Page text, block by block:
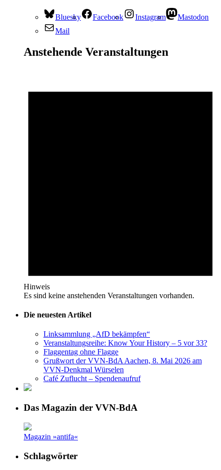
Bluesky Facebook Instagram
Mastodon
Mail
Anstehende Veranstaltungen
Hinweis
Es sind keine anstehenden Veranstaltungen vorhanden.
Die neuesten Artikel
Linksammlung „AfD bekämpfen“
Veranstaltungsreihe: Know Your History – 5 vor 33?
Flaggentag ohne Flagge
Grußwort der VVN-BdA Aachen, 8. Mai 2026 am
VVN-Denkmal Würselen
Café Zuflucht – Spendenaufruf
Das Magazin der VVN-BdA
Magazin »antifa«
Schlagwörter